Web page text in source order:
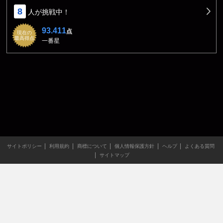
8 人が挑戦中！
現在の
最高得点
93.411点
一番星
サイトポリシー 利用規約 商標について 個人情報保護方針 ヘルプ
よくある質問
サイトマップ